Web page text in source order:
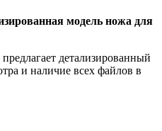
модель ножа для
предлагает детализированный
и наличие всех файлов в